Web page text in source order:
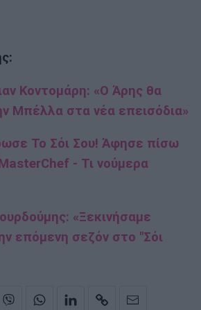
Κοντομάρη: «Ο Άρης θα
Μπέλλα στα νέα επεισόδια»
Το Σόι Σου! Άφησε πίσω
- Τι νούμερα
«Ξεκινήσαμε
επόμενη σεζόν στο "Σόι